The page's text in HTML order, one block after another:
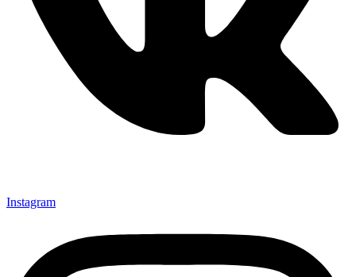
Instagram